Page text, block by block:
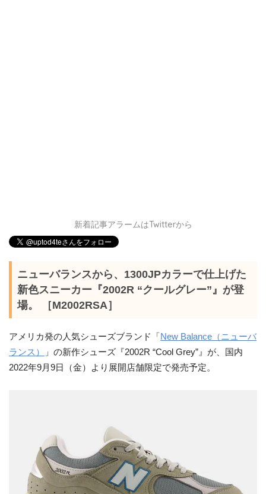
新着記事アラームはTwitterから
ニューバランスから、1300JPカラーで仕上げた
新色スニーカー『2002R “クールグレー”』が登
場。 ［M2002RSA］
アメリカ発の人気シューズブランド「 New Balance（ニューバ
ランス）
」の新作シューズ『2002R “Cool Grey”』が、国内
2022年9月9日（金）より展開店舗限定で発売予定。